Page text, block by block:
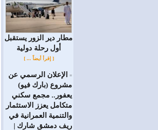
مطار دير الزور يستقبل
أول رحلة دولية
[ إقرأ أيضاً ... ]
=
الإعلان الرسمي عن
مشروع (بارك فيو)
يعفور.. مجمع سكني
متكامل يعزز الاستثمار
والتنمية العمرانية في
ريف دمشق شارك |